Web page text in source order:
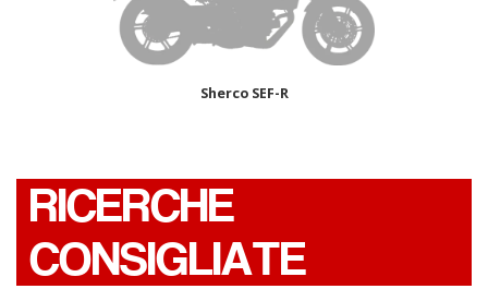
Sherco SEF-R
RICERCHE
CONSIGLIATE